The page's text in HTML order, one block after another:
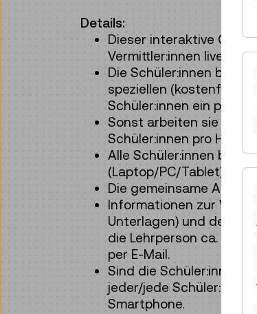
Details:
Dieser interaktive
Vermittler:innen live
Die Schüler:innen
speziellen
Schüler:innen ein
Sonst arbeiten sie in
Schüler:innen pro Handy.
Alle Schüler:innen
(Laptop/PC/Tablet) mit
Die gemeinsame
Informationen zur
Unterlagen) und den
die Lehrperson ca. 10
per E-Mail.
Sind die Schüler:innen
jeder/jede Schüler:in
Smartphone.